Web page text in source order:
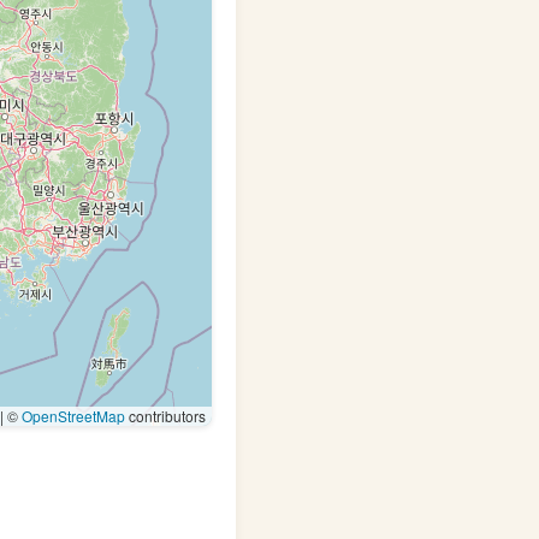
| ©OpenStreetMapcontributors